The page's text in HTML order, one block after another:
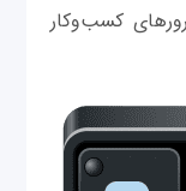
کسب‌وکار